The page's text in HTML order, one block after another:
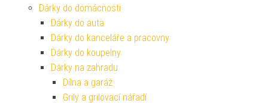
Dárky do domácnosti
Dárky do auta
Dárky do kanceláře a pracovny
Dárky do koupelny
Dárky na zahradu
Dílna a garáž
Grily a grilovací nářadí